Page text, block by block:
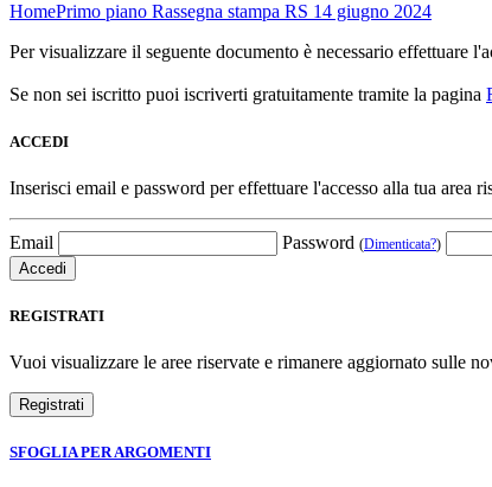
HomePrimo piano Rassegna stampa RS 14 giugno 2024
Per visualizzare il seguente documento è necessario effettuare
Se non sei iscritto puoi iscriverti gratuitamente tramite la pagina
ACCEDI
Inserisci email e password per effettuare l'accesso alla tua area
Email Password (Dimenticata?)
REGISTRATI
Vuoi visualizzare le aree riservate e rimanere aggiornato sulle
SFOGLIA PER ARGOMENTI